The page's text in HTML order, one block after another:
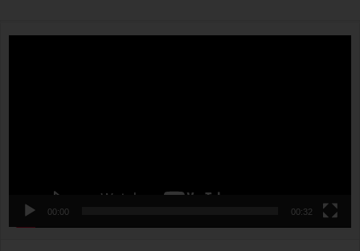
00:00 00:32